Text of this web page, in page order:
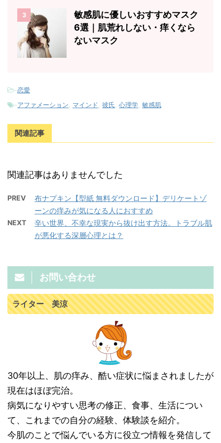
3
敏感肌に優しいおすすめマスク
6選｜肌荒れしない・痒くなら
ないマスク
-恋愛
-アファメーション, マインド, 彼氏, 心理学, 敏感肌
関連記事
関連記事はありませんでした
PREV
布ナプキン【型紙 無料ダウンロード】デリケートゾ
ーンの痒みが気になる人におすすめ
NEXT
辛い世界、不幸な現実から抜け出す方法。トラブル肌
が悪化する深層心理とは？
お問い合わせ
ライター 美涼
30年以上、肌の痒み、酷い症状に悩まされましたが
現在はほぼ完治。
病気になりやすい思考の修正、食事、生活につい
て、これまでの自分の経験、体験談を紹介。
今肌のことで悩んでいる方に役立つ情報を発信して